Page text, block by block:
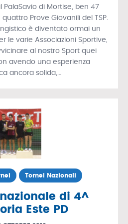
PalaSavio di Mortise, ben 47
Prove Giovanili del TSP.
è diventato ormai un
le varie Associazioni Sportive,
al nostro Sport quei
avendo una esperienza
ancora solida,…
Tornei Nazionali
nazionale di 4^
Este PD